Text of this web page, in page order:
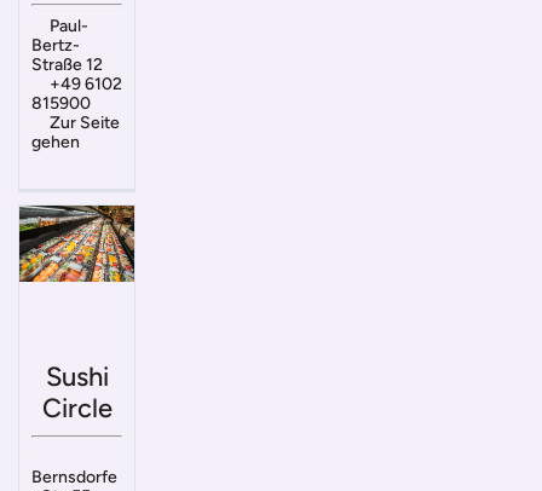
Paul-
Bertz-
Straße 12
+49 6102
815900
Zur Seite
gehen
Sushi
Circle
Bernsdorfe